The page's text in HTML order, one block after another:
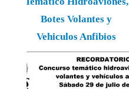
Botes Volantes y
Vehiculos Anfibios